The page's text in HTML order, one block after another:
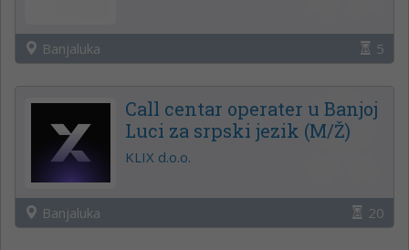
Banjaluka 5
Call centar operater u Banjoj
Luci za srpski jezik (M/Ž)
KLIX d.o.o.
Banjaluka 20